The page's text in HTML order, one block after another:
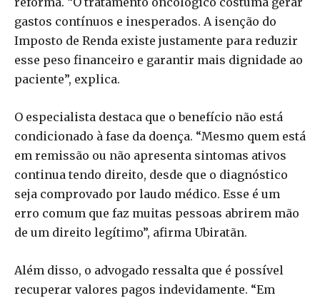
gastos contínuos e inesperados. A isenção do
Imposto de Renda existe justamente para reduzir
esse peso financeiro e garantir mais dignidade ao
paciente”, explica.
O especialista destaca que o benefício não está
condicionado à fase da doença. “Mesmo quem está
em remissão ou não apresenta sintomas ativos
continua tendo direito, desde que o diagnóstico
seja comprovado por laudo médico. Esse é um
erro comum que faz muitas pessoas abrirem mão
de um direito legítimo”, afirma Ubiratãn.
Além disso, o advogado ressalta que é possível
recuperar valores pagos indevidamente. “Em